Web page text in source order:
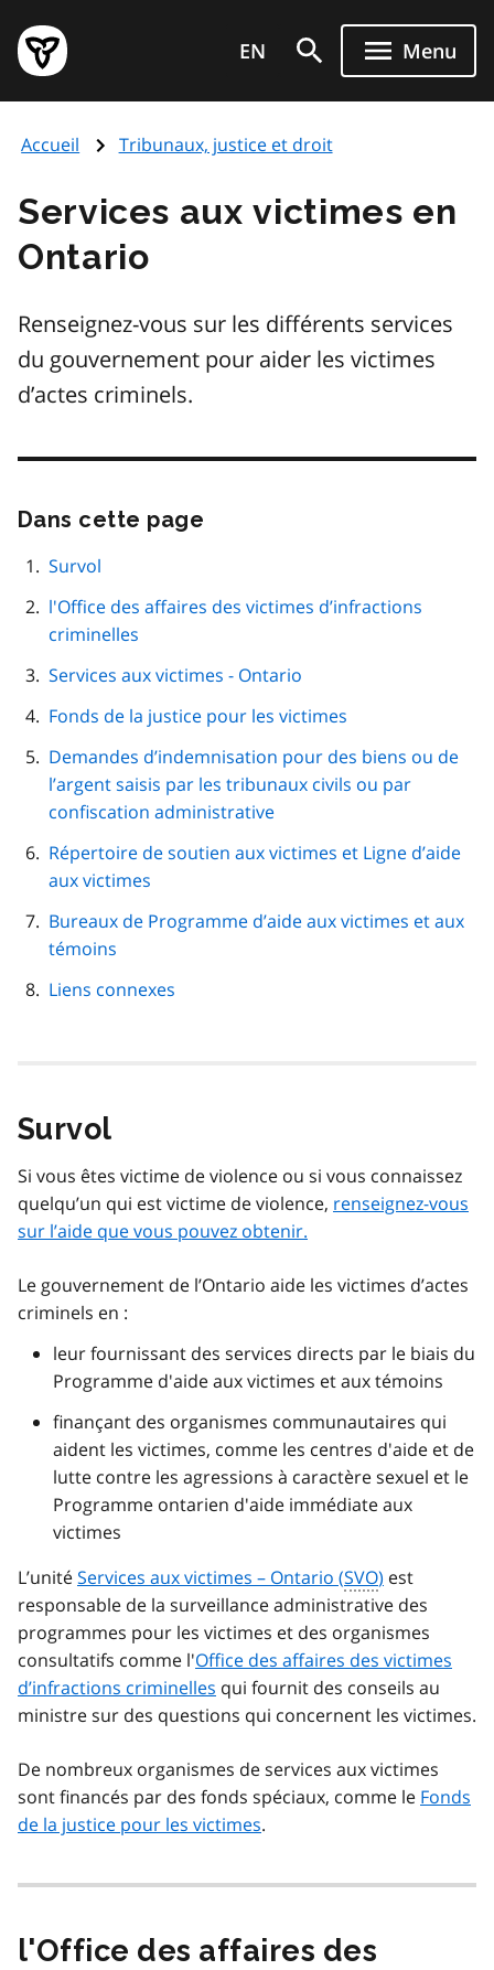
au
contenu
principal
Page
d'accueil
de
EN Menu
Accueil Tribunaux, justice et droit
Services aux victimes en
Ontario
Renseignez-vous sur les différents services
du gouvernement pour aider les victimes
d’actes criminels.
Dans cette page
page
Survol
l'Office des affaires des victimes d’infractions
criminelles
Services aux victimes - Ontario
Fonds de la justice pour les victimes
Demandes d’indemnisation pour des biens ou de
l’argent saisis par les tribunaux civils ou par
confiscation administrative
Répertoire de soutien aux victimes et Ligne d’aide
aux victimes
Bureaux de Programme d’aide aux victimes et aux
témoins
Liens connexes
Survol
Si vous êtes victime de violence ou si vous connaissez
quelqu’un qui est victime de violence, renseignez-vous
sur l’aide que vous pouvez obtenir.
Le gouvernement de l’Ontario aide les victimes d’actes
criminels en :
leur fournissant des services directs par le biais du
Programme d'aide aux victimes et aux témoins
finançant des organismes communautaires qui
aident les victimes, comme les centres d'aide et de
lutte contre les agressions à caractère sexuel et le
Programme ontarien d'aide immédiate aux
victimes
L’unitéServices aux victimes – Ontario (SVO) est
responsable de la surveillance administrative des
programmes pour les victimes et des organismes
consultatifs comme l'Office des affaires des victimes
d’infractions criminelles qui fournit des conseils au
ministre sur des questions qui concernent les victimes.
De nombreux organismes de services aux victimes
sont financés par des fonds spéciaux, comme le Fonds
de la justice pour les victimes.
l'Office des affaires des